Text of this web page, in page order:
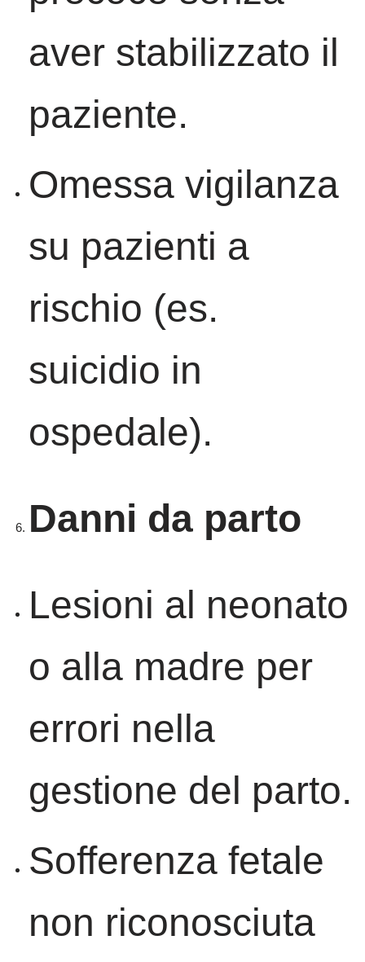
aver stabilizzato il
paziente.
Omessa vigilanza
su pazienti a
rischio (es.
suicidio in
ospedale).
Danni da parto
Lesioni al neonato
o alla madre per
errori nella
gestione del parto.
Sofferenza fetale
non riconosciuta